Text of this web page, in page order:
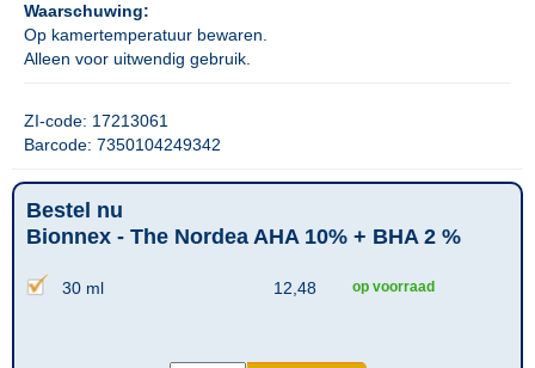
Waarschuwing:
Op kamertemperatuur bewaren.
Alleen voor uitwendig gebruik.
ZI-code: 17213061
Barcode: 7350104249342
Bestel nu
Bionnex - The Nordea AHA 10% + BHA 2 %
30 ml 12,48 op voorraad